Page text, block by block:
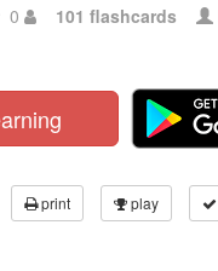
0 101 flashcards
print play